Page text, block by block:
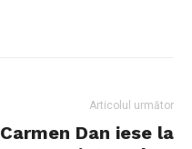
Articolul următor
Carmen Dan iese la